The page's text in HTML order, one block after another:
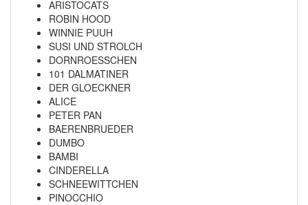
ARISTOCATS
ROBIN HOOD
WINNIE PUUH
SUSI UND STROLCH
DORNROESSCHEN
101 DALMATINER
DER GLOECKNER
ALICE
PETER PAN
BAERENBRUEDER
DUMBO
BAMBI
CINDERELLA
SCHNEEWITTCHEN
PINOCCHIO